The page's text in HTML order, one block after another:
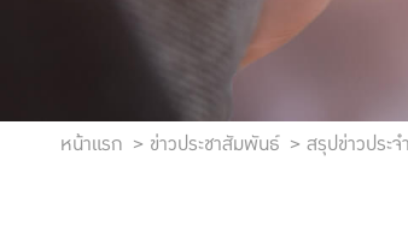
หน้าแรก ข่าวประชาสัมพันธ์ สรุปข่าวประจ